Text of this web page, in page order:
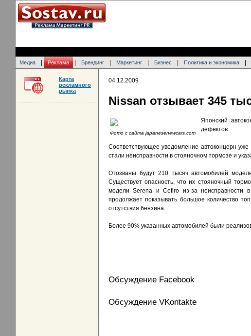
Медиа Реклама Брендинг Маркетинг Бизнес Политика и экономика
04.12.2009
Nissan отзывает 345
Фото с сайта japanesenewcars.com
Японский
дефектов.
Соответствующее уведомление автоконцерн
стали неисправности в стояночном тормозе и
Отозваны будут 210 тысяч автомобилей
Существует опасность, что их стояночный
модели Serena и Cefiro из-за неисправности в
продолжает показывать большое количество
отсутствия бензина.
Более 90% указанных автомобилей были
Обсуждение Facebook
Обсуждение VKontakte
Карта
рекламного
рынка